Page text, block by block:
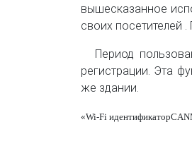
вышесказанное
своих посетителей
Период
регистрации. Эта
же здании.
«Wi-Fi идентификатор